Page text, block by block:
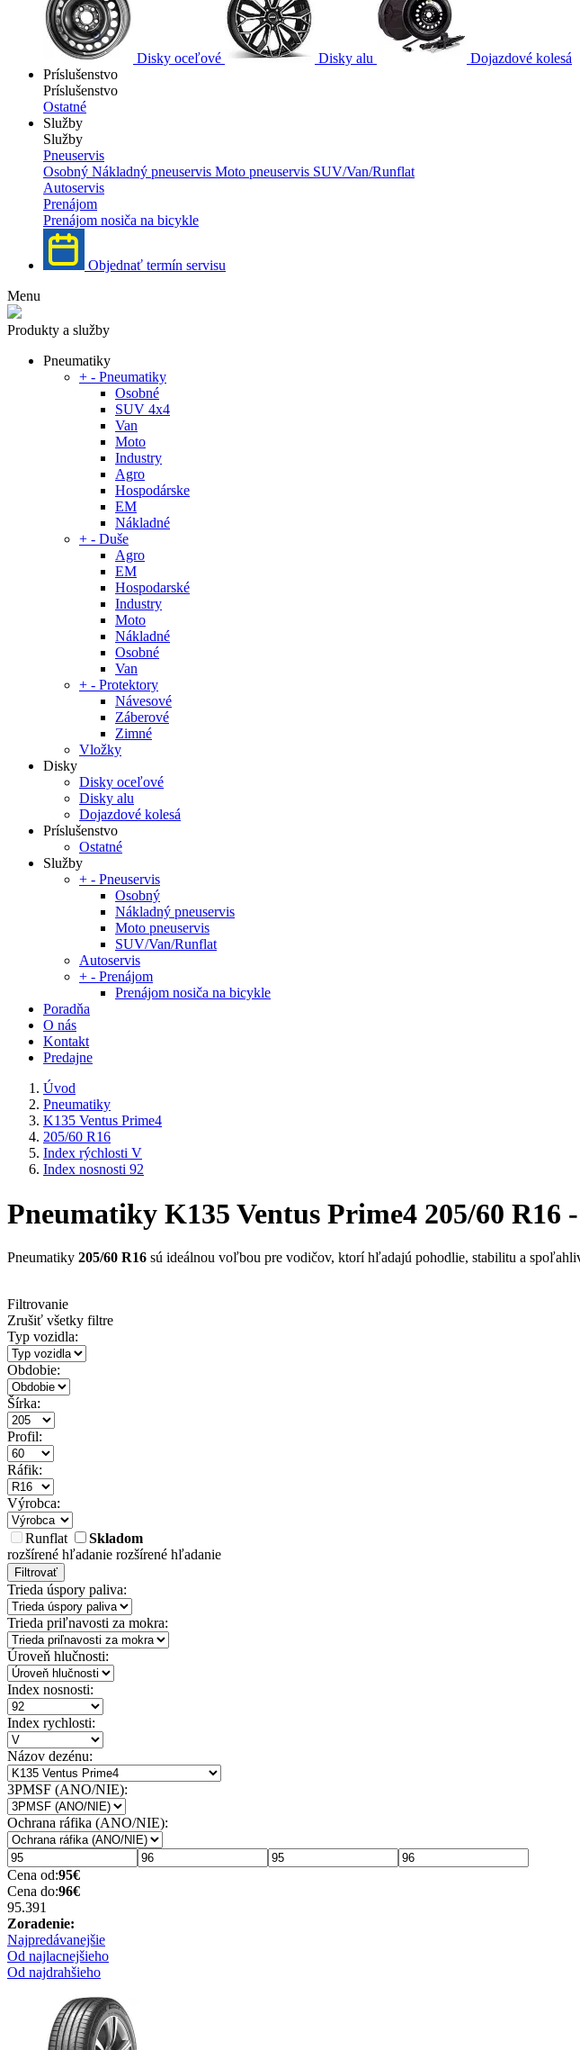
Disky oceľové Disky alu
Dojazdové kolesá
Príslušenstvo
Príslušenstvo
Ostatné
Služby
Služby
Pneuservis
Osobný Nákladný pneuservis Moto pneuservis SUV/Van/Runflat
Autoservis
Prenájom
Prenájom nosiča na bicykle
Objednať termín servisu
Menu
Produkty a služby
Pneumatiky
+ - Pneumatiky
Osobné
SUV 4x4
Van
Moto
Industry
Agro
Hospodárske
EM
Nákladné
+ - Duše
Agro
EM
Hospodarské
Industry
Moto
Nákladné
Osobné
Van
+ - Protektory
Návesové
Záberové
Zimné
Vložky
Disky
Disky oceľové
Disky alu
Dojazdové kolesá
Príslušenstvo
Ostatné
Služby
+ - Pneuservis
Osobný
Nákladný pneuservis
Moto pneuservis
SUV/Van/Runflat
Autoservis
+ - Prenájom
Prenájom nosiča na bicykle
Poradňa
O nás
Kontakt
Predajne
Úvod
Pneumatiky
K135 Ventus Prime4
205/60 R16
Index rýchlosti V
Index nosnosti 92
Pneumatiky K135 Ventus Prime4 205/60
Pneumatiky 205/60 R16 sú ideálnou voľbou pre vodičov, ktorí hľadajú pohodlie, stabilitu a
Filtrovanie
Zrušiť všetky filtre
Typ vozidla:
Obdobie:
Šírka:
Profil:
Ráfik:
Výrobca:
Runflat
Skladom
rozšírené hľadanie rozšírené hľadanie
Filtrovať
Trieda úspory paliva:
Trieda priľnavosti za mokra:
Úroveň hlučnosti:
Index nosnosti:
Index rychlosti:
Názov dezénu:
3PMSF (ANO/NIE):
Ochrana ráfika (ANO/NIE):
Cena od:95€
Cena do:96€
95.391
Zoradenie:
Najpredávanejšie
Od najlacnejšieho
Od najdrahšieho